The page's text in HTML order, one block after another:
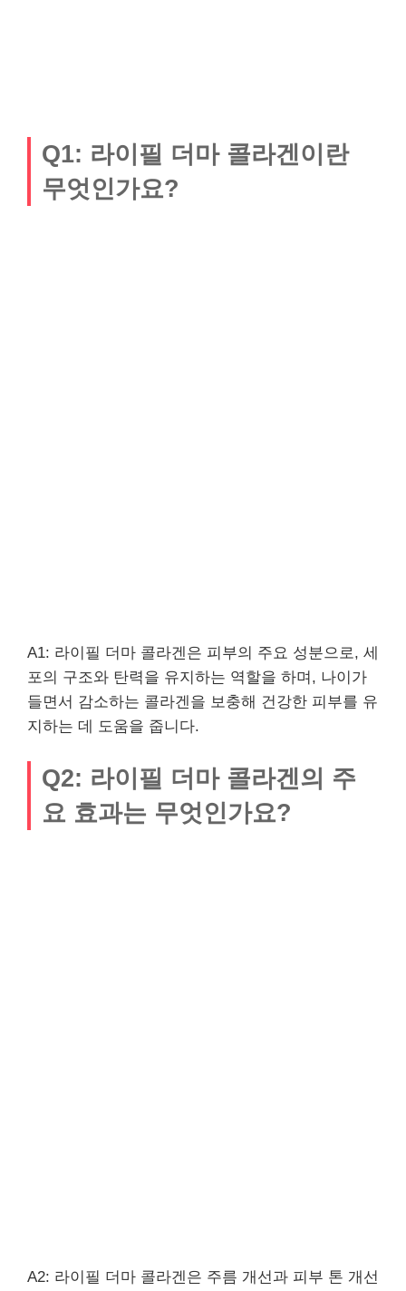
Q1: 라이필 더마 콜라겐이란
무엇인가요?
A1: 라이필 더마 콜라겐은 피부의 주요 성분으로, 세
포의 구조와 탄력을 유지하는 역할을 하며, 나이가
들면서 감소하는 콜라겐을 보충해 건강한 피부를 유
지하는 데 도움을 줍니다.
Q2: 라이필 더마 콜라겐의 주
요 효과는 무엇인가요?
A2: 라이필 더마 콜라겐은 주름 개선과 피부 톤 개선